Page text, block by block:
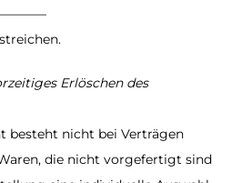
Erlöschen des
besteht nicht bei Verträgen
die nicht vorgefertigt sind